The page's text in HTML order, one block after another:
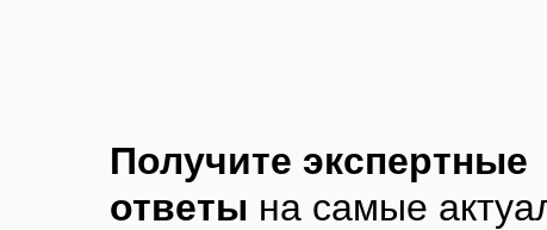
Получите экспертные
ответы на самые